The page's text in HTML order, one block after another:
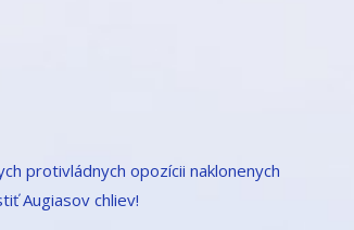
protivládnych opozícii naklonenych
Augiasov chliev!